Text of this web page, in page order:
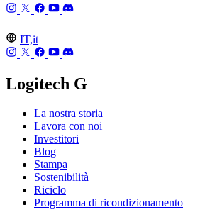
IT,it
Logitech G
La nostra storia
Lavora con noi
Investitori
Blog
Stampa
Sostenibilità
Riciclo
Programma di ricondizionamento